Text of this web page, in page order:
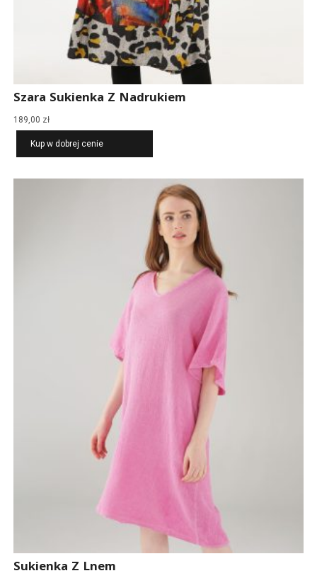
Szara Sukienka Z Nadrukiem
189,00 zł
Kup w dobrej cenie
Sukienka Z Lnem